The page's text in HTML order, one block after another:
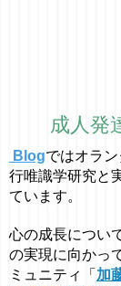
成人発
Blogではオラ ン
行唯識学研究と
ています。
心の成長につい
の実現に向かっ
ミュニティ「 加